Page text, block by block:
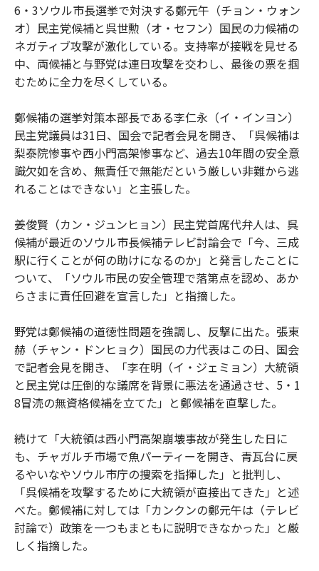
6・3ソウル市長選挙で対決する鄭元午（チョン・ウォン
オ）民主党候補と呉世勲（オ・セフン）国民の力候補の
ネガティブ攻撃が激化している。支持率が接戦を見せる
中、両候補と与野党は連日攻撃を交わし、最後の票を掴
むために全力を尽くしている。
鄭候補の選挙対策本部長である李仁永（イ・インヨン）
民主党議員は31日、国会で記者会見を開き、「呉候補は
梨泰院惨事や西小門高架惨事など、過去10年間の安全意
識欠如を含め、無責任で無能だという厳しい非難から逃
れることはできない」と主張した。
姜俊賢（カン・ジュンヒョン）民主党首席代弁人は、呉
候補が最近のソウル市長候補テレビ討論会で「今、三成
駅に行くことが何の助けになるのか」と発言したことに
ついて、「ソウル市民の安全管理で落第点を認め、あか
らさまに責任回避を宣言した」と指摘した。
野党は鄭候補の道徳性問題を強調し、反撃に出た。張東
赫（チャン・ドンヒョク）国民の力代表はこの日、国会
で記者会見を開き、「李在明（イ・ジェミョン）大統領
と民主党は圧倒的な議席を背景に悪法を通過させ、5・1
8冒涜の無資格候補を立てた」と鄭候補を直撃した。
続けて「大統領は西小門高架崩壊事故が発生した日に
も、チャガルチ市場で魚パーティーを開き、青瓦台に戻
るやいなやソウル市庁の捜索を指揮した」と批判し、
「呉候補を攻撃するために大統領が直接出てきた」と述
べた。鄭候補に対しては「カンクンの鄭元午は（テレビ
討論で）政策を一つもまともに説明できなかった」と厳
しく指摘した。